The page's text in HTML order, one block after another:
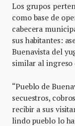
Los grupos
como base de
cabecera
sus habitantes:
Buenavista del
similar al ingreso
“Pueblo de
secuestros,
recibir a sus
lindo pueblo lo